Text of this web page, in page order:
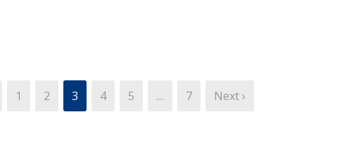
1 2 3 4 5 … 7 Next ›